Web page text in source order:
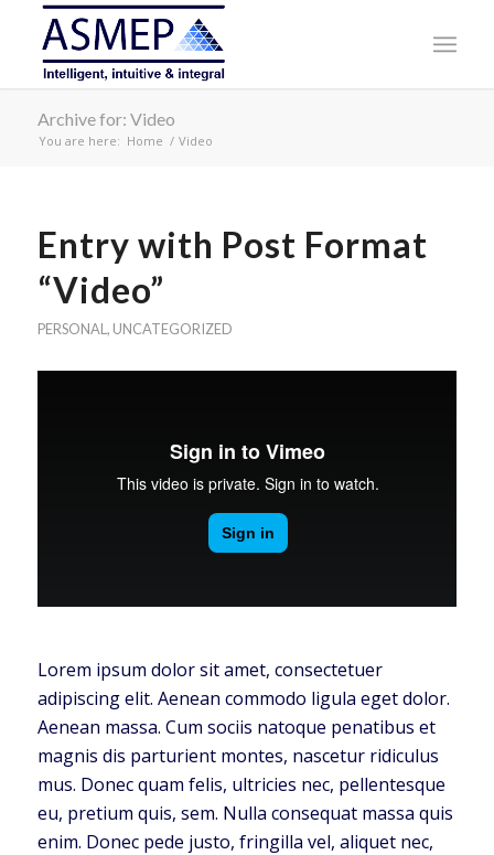
Archive for: Video
You are here: Home / Video
Entry with Post Format
“Video”
PERSONAL , UNCATEGORIZED
Lorem ipsum dolor sit amet, consectetuer
adipiscing elit. Aenean commodo ligula eget dolor.
Aenean massa. Cum sociis natoque penatibus et
magnis dis parturient montes, nascetur ridiculus
mus. Donec quam felis, ultricies nec, pellentesque
eu, pretium quis, sem. Nulla consequat massa quis
enim. Donec pede justo, fringilla vel, aliquet nec,